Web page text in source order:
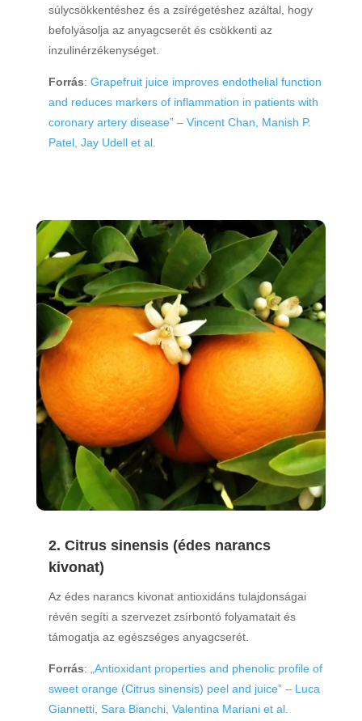
súlycsökkentéshez és a zsírégetéshez azáltal, hogy
befolyásolja az anyagcserét és csökkenti az
inzulinérzékenységet.
Forrás: Grapefruit juice improves endothelial function
and reduces markers of inflammation in patients with
coronary artery disease” – Vincent Chan, Manish P.
Patel, Jay Udell et al.
2. Citrus sinensis (édes narancs
kivonat)
Az édes narancs kivonat antioxidáns tulajdonságai
révén segíti a szervezet zsírbontó folyamatait és
támogatja az egészséges anyagcserét.
Forrás:
„Antioxidant properties and phenolic profile of
sweet orange (Citrus sinensis) peel and juice” – Luca
Giannetti, Sara Bianchi, Valentina Mariani et al.